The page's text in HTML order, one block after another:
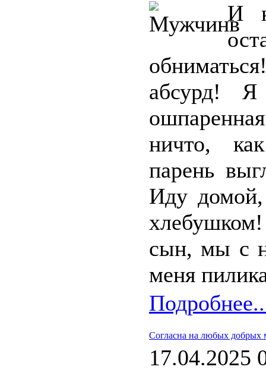
И
абсурд!
ничто,
парень
Иду
сын, мы с
меня
Согласна на любых добрых
17.04.2025